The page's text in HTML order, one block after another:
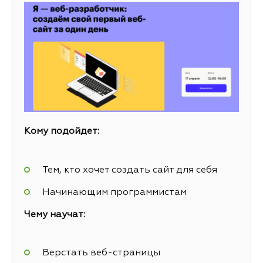
Кому подойдет:
Тем, кто хочет создать сайт для себя
Начинающим программистам
Чему научат:
Верстать веб-страницы